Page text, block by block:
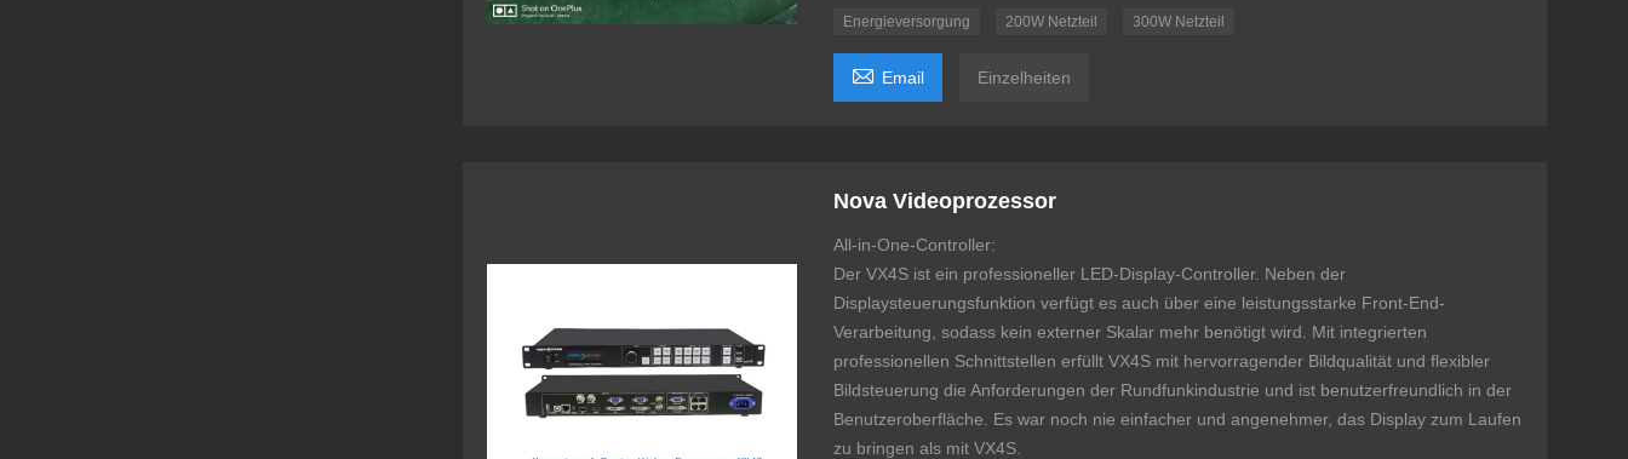
Energieversorgung 200W Netzteil 300W Netzteil
 Email Einzelheiten
Nova Videoprozessor
All-in-One-Controller:
Der VX4S ist ein professioneller LED-Display-Controller. Neben der
Displaysteuerungsfunktion verfügt es auch über eine leistungsstarke Front-End-
Verarbeitung, sodass kein externer Skalar mehr benötigt wird. Mit integrierten
professionellen Schnittstellen erfüllt VX4S mit hervorragender Bildqualität und flexibler
Bildsteuerung die Anforderungen der Rundfunkindustrie und ist benutzerfreundlich in der
Benutzeroberfläche. Es war noch nie einfacher und angenehmer, das Display zum Laufen
zu bringen als mit VX4S.